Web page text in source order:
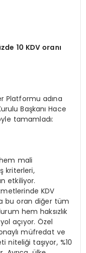
10 KDV oranı
Platformu adına
Başkanı Hace
tamamladı:
mali
kriterleri,
etkiliyor.
KDV
bu oran diğer tüm
hem haksızlık
açıyor. Özel
müfredat ve
niteliği taşıyor, %10